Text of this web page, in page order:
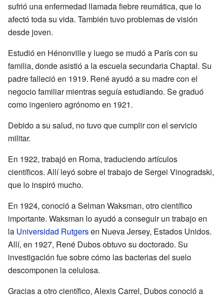
sufrió una enfermedad llamada fiebre reumática, que lo
afectó toda su vida. También tuvo problemas de visión
desde joven.
Estudió en Hénonville y luego se mudó a París con su
familia, donde asistió a la escuela secundaria Chaptal. Su
padre falleció en 1919. René ayudó a su madre con el
negocio familiar mientras seguía estudiando. Se graduó
como ingeniero agrónomo en 1921.
Debido a su salud, no tuvo que cumplir con el servicio
militar.
En 1922, trabajó en Roma, traduciendo artículos
científicos. Allí leyó sobre el trabajo de Sergei Vinogradski,
que lo inspiró mucho.
En 1924, conoció a Selman Waksman, otro científico
importante. Waksman lo ayudó a conseguir un trabajo en
la Universidad Rutgersen Nueva Jersey, Estados Unidos.
Allí, en 1927, René Dubos obtuvo su doctorado. Su
investigación fue sobre cómo las bacterias del suelo
descomponen la celulosa.
Gracias a otro científico, Alexis Carrel, Dubos conoció a